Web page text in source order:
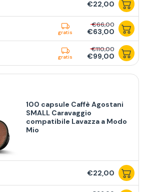
€22,00
gratis
€66,00
€63,00
gratis
€110,00
€99,00
100 capsule Caffè Agostani
SMALL Caravaggio
compatibile Lavazza a Modo
Mio
€22,00